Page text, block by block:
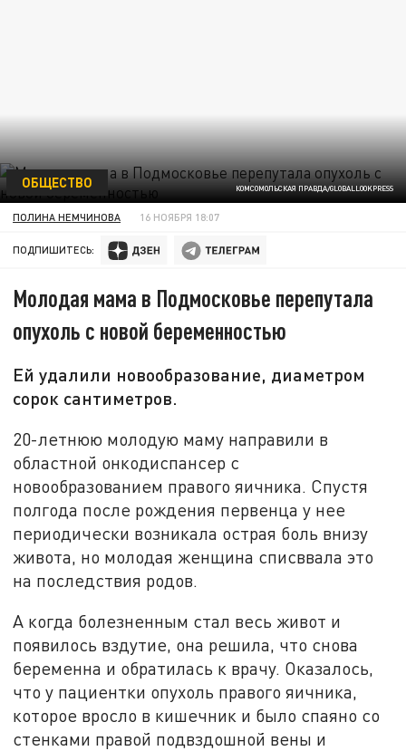
КОМСОМОЛЬСКАЯ ПРАВДА/GLOBALLOOKPRESS
ОБЩЕСТВО
ПОЛИНА НЕМЧИНОВА 16 НОЯБРЯ 18:07
ПОДПИШИТЕСЬ:
Молодая мама в Подмосковье перепутала
опухоль с новой беременностью
Ей удалили новообразование, диаметром
сорок сантиметров.
20-летнюю молодую маму направили в
областной онкодиспансер с
новообразованием правого яичника. Спустя
полгода после рождения первенца у нее
периодически возникала острая боль внизу
живота, но молодая женщина списввала это
на последствия родов.
А когда болезненным стал весь живот и
появилось вздутие, она решила, что снова
беременна и обратилась к врачу. Оказалось,
что у пациентки опухоль правого яичника,
которое вросло в кишечник и было спаяно со
стенками правой подвздошной вены и